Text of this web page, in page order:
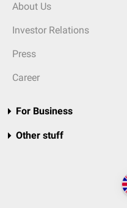
About Us
Investor Relations
Press
Career
For Business
Other stuff